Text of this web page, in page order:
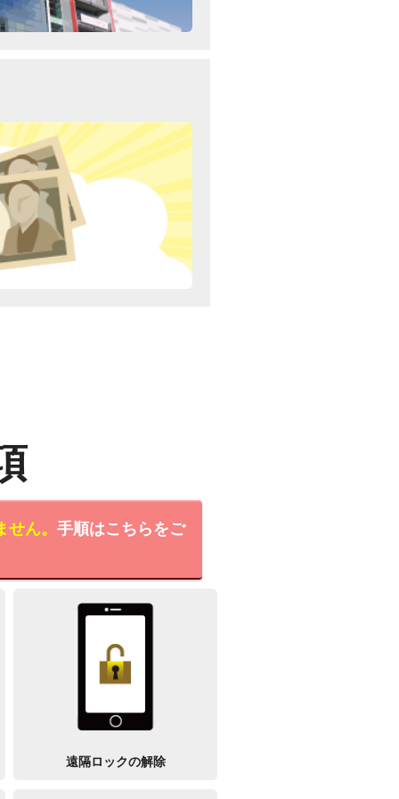
ん。 手順はこちらをご
遠隔ロックの解除